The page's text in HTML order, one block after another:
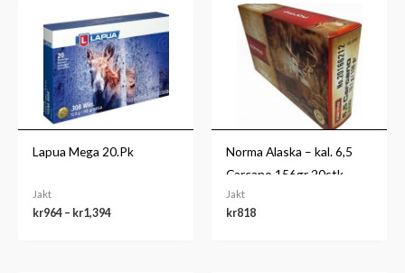
Lapua Mega 20.Pk
Jakt
kr964 – kr1,394
kr964
til
kr1,394
Norma Alaska – kal. 6,5
Carcano 156gr 20stk
Jakt
kr818